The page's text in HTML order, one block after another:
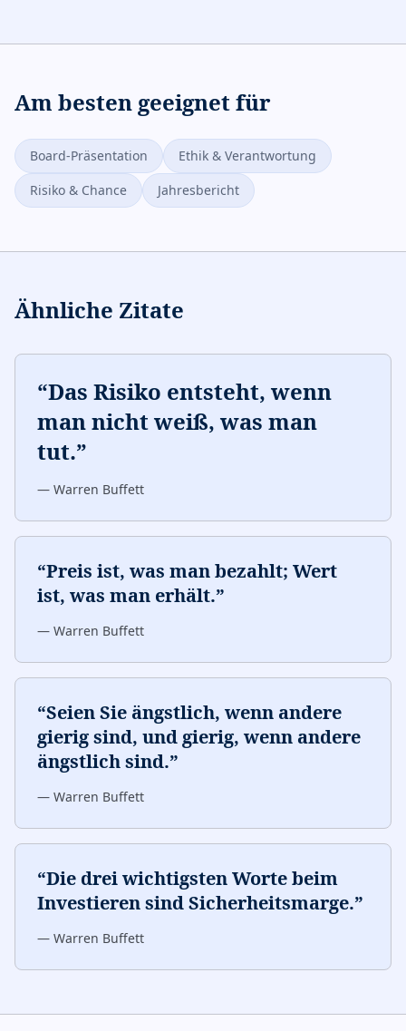
Am besten geeignet für
Board-Präsentation
Ethik & Verantwortung
Risiko & Chance
Jahresbericht
Ähnliche Zitate
“Das Risiko entsteht, wenn
man nicht weiß, was man
tut.”
— Warren Buffett
“Preis ist, was man bezahlt; Wert
ist, was man erhält.”
— Warren Buffett
“Seien Sie ängstlich, wenn andere
gierig sind, und gierig, wenn andere
ängstlich sind.”
— Warren Buffett
“Die drei wichtigsten Worte beim
Investieren sind Sicherheitsmarge.”
— Warren Buffett